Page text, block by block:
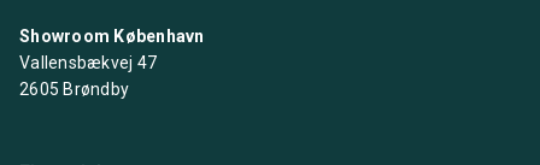
Showroom København
Vallensbækvej 47
2605 Brøndby